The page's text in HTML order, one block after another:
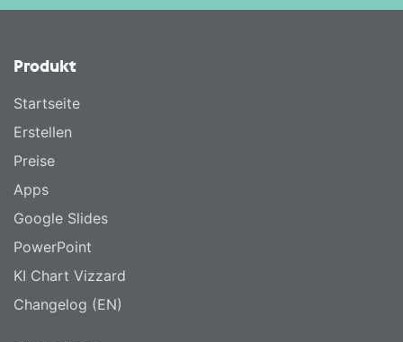
Produkt
Startseite
Erstellen
Preise
Apps
Google Slides
PowerPoint
KI Chart Vizzard
Changelog (EN)